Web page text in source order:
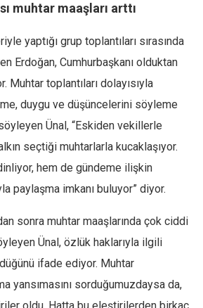
muhtar maaşları arttı
yaptığı grup toplantıları sırasında
Erdoğan, Cumhurbaşkanı olduktan
Muhtar toplantıları dolayısıyla
duygu ve düşüncelerini söyleme
Ünal, “Eskiden vekillerle
seçtiği muhtarlarla kucaklaşıyor.
hem de gündeme ilişkin
paylaşma imkanı buluyor” diyor.
sonra muhtar maaşlarında çok ciddi
Ünal, özlük haklarıyla ilgili
ifade ediyor. Muhtar
yansımasını sorduğumuzdaysa da,